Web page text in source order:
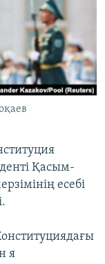
Қасым-
есебі
я